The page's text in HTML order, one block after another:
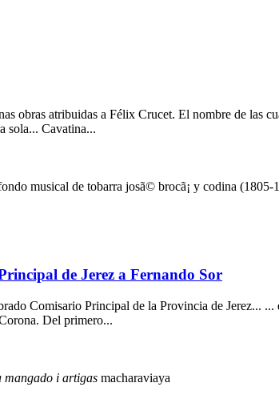
obras atribuidas a Félix Crucet. El nombre de las
sola... Cavatina...
musical de tobarra josã© brocã¡ y codina (1805-
de Jerez a Fernando Sor
Comisario Principal de la Provincia de Jerez...
Del primero...
mangado i artigas macharaviaya